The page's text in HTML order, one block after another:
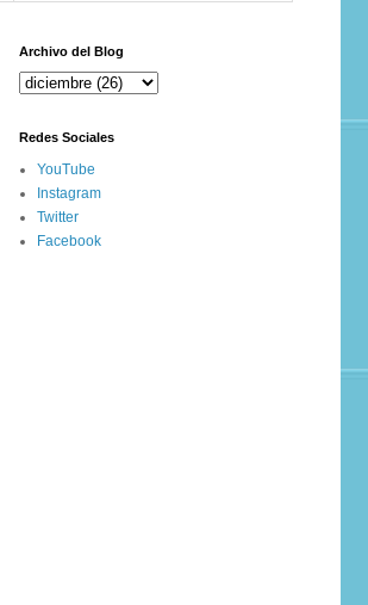
Archivo del Blog
Redes Sociales
YouTube
Instagram
Twitter
Facebook